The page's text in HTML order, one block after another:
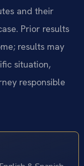
and their
Prior results
results may
situation,
responsible